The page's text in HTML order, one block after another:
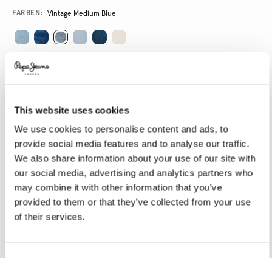
This website uses cookies
We use cookies to personalise content and ads, to
provide social media features and to analyse our traffic.
We also share information about your use of our site with
our social media, advertising and analytics partners who
may combine it with other information that you’ve
provided to them or that they’ve collected from your use
of their services.
Promotions
Variations
FARBEN: Vintage Medium Blue
GRÖßE AUSWÄHLEN:
29 30 31
34
LÄNGE AUSWÄHLEN:
32
Model trägt: 27Größe des Models: